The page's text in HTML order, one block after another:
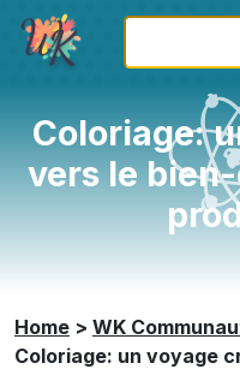
Coloriage:
vers le
Home > WK
Coloriage: un voyage